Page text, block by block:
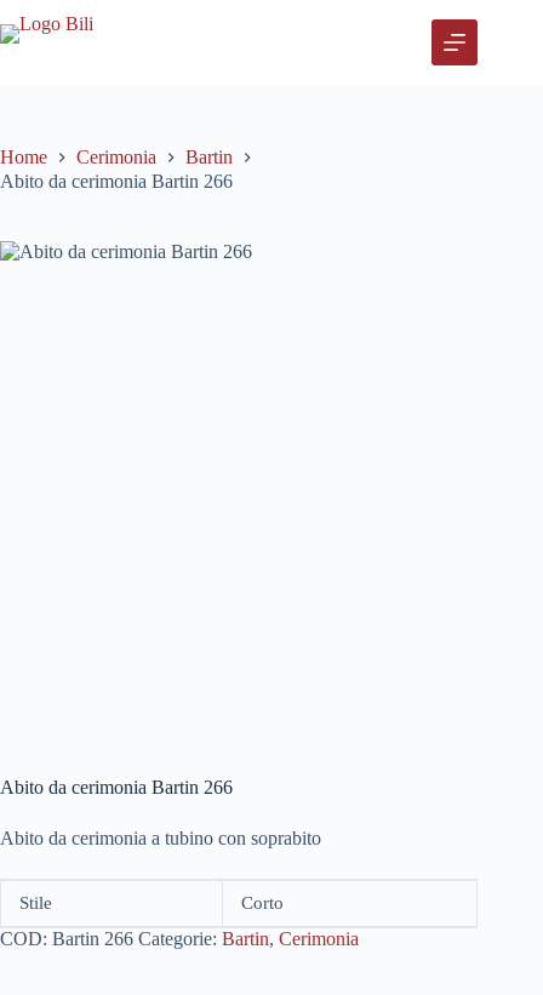
al
Home Cerimonia
Bartin
Abito da cerimonia Bartin 266
Abito da cerimonia Bartin 266
Abito da cerimonia a tubino con soprabito
Stile Corto
COD: Bartin 266 Categorie: Bartin, Cerimonia